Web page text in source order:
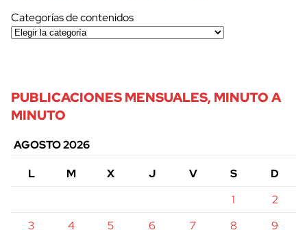
Categorías de contenidos
PUBLICACIONES MENSUALES, MINUTO A
MINUTO
AGOSTO 2026
L
M X J V S
D
1
2
3
4 5 6 7 8 9